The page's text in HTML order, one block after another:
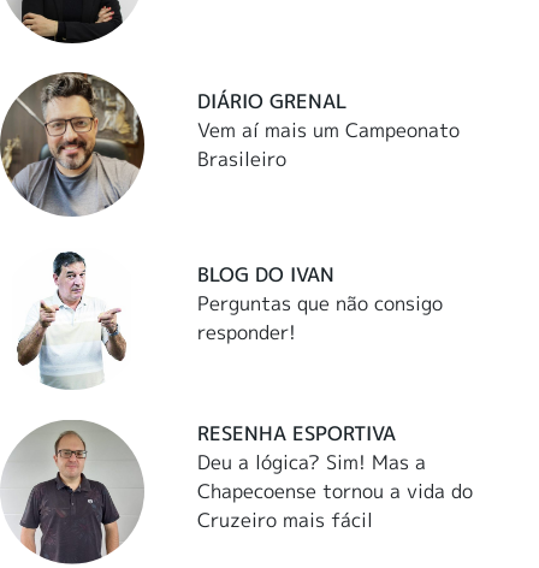
DIÁRIO GRENAL
Vem aí mais um Campeonato
Brasileiro
BLOG DO IVAN
Perguntas que não consigo
responder!
RESENHA ESPORTIVA
Deu a lógica? Sim! Mas a
Chapecoense tornou a vida do
Cruzeiro mais fácil